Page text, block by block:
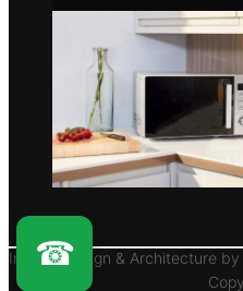
Interior Design & Architecture by
☎